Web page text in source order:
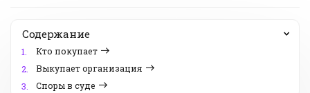
Содержание
1.
Кто покупает
2.
Выкупает организация
3.
Споры в суде